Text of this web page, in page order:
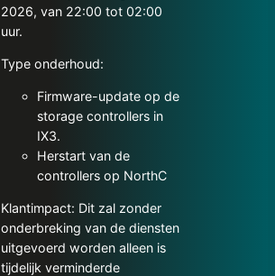
2026, van 22:00 tot 02:00
uur.
Type onderhoud:
Firmware-update op de
storage controllers in
IX3.
Herstart van de
controllers op NorthC
Klantimpact: Dit zal zonder
onderbreking van de diensten
uitgevoerd worden alleen is
tijdelijk verminderde